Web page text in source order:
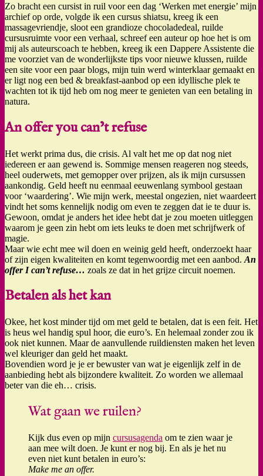
Zo bracht een cursist in ruil voor een dag ‘Werken met energie’ mijn
archief op orde, volgde ik een cursus shiatsu, kreeg ik een
massagevriendje, sloot een grandioze chocoladedeal, ruilde
cursusruimte voor een verhaal, schreef een auteur op hoe het is om
mij als auteurscoach te hebben, kreeg ik een Dappere Assistente die
me voorziet van de wonderlijkste tips voor nieuwe klussen, ruilde
een site voor een paar blogs, mijn tuin werd winterklaar gemaakt en
er ligt nog een bed & breakfast-aanbod op een idyllische plek te
wachten tot ik tijd heb om nog meer te genieten van een betaling in
natura.
An offer you can’t refuse
Het werkt prima dus, die crisis. Al valt het me op dat nog niet
iedereen er aan gewend is. Sommige mensen reageren nog steeds,
heel ouderwets, met gemopper over prijzen, als ik mijn cursussen
aankondig. Geld heeft nu eenmaal eeuwenlang symbool gestaan
voor ‘waardering’. Wie mijn werk, meestal ongezien, niet waardeert
vindt het soms kennelijk nodig om even te zeggen dat ie te duur is.
Gewoon, omdat je anders het idee hebt dat je zou moeten uitleggen
waarom je geen zin hebt om iets leuks te doen met schrijfwerk of
magie.
Maar wie echt mee wil doen en weinig geld heeft, onderzoekt haar
of zijn eigen kwaliteiten en komt tegenwoordig met een aanbod. An
offer I can’t refuse… zoals ze dat in het grijze circuit noemen.
Betalen als het kan
Okee, het kost minder tijd om met geld te betalen, dat is een feit. Het
is heus wel handig spul hoor, die euro’s. En helemaal zonder zou ik
ook niet kunnen. Maar de aanvullende ruildiensten maken het leven
wel kleuriger dan geld het maakt.
Bovendien word je je er bewuster van wat je eigenlijk zelf in de
aanbieding hebt als bijzondere kwaliteit. Zo worden we allemaal
beter van die eh… crisis.
Wat gaan we ruilen?
Kijk dus even op mijn cursusagenda om te zien waar je
aan mee wilt doen. Je kunt er nog bij. En als je het nu
even niet kunt betalen in euro’s:
Make me an offer.